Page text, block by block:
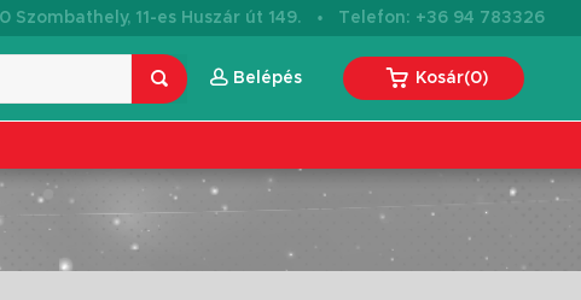
Szombathely, 11-es Huszár út 149. · Telefon: +36 94 783326
Belépés Kosár(0)